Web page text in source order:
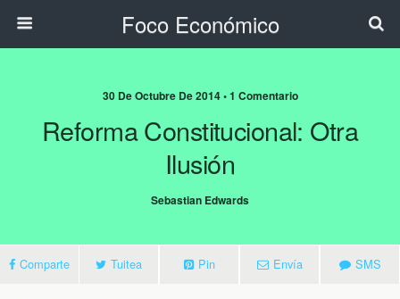
Foco Económico
30 De Octubre De 2014 • 1 Comentario
Reforma Constitucional: Otra
Ilusión
Sebastian Edwards
Comparte Tuitea Pin Envía SMS